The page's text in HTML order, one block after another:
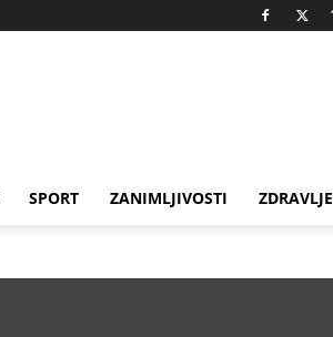
SPORT ZANIMLJIVOSTI ZDRAVLJE